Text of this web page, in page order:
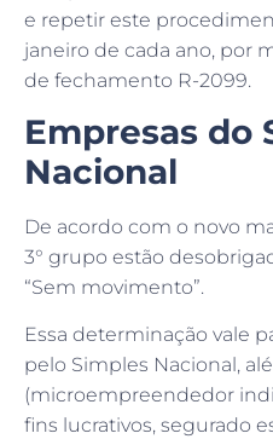
e repetir este
janeiro de cada ano, por
de fechamento R-2099.
Empresas do
Nacional
De acordo com o novo
3° grupo estão
“Sem movimento”.
Essa determinação vale
pelo Simples Nacional,
(microempreendedor
fins lucrativos, segurado